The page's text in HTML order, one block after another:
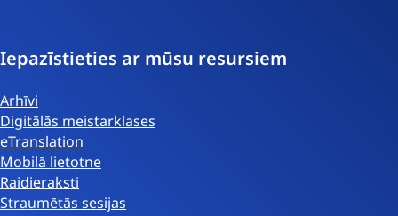
Iepazīstieties ar mūsu resursiem
Arhīvi
Digitālās meistarklases
eTranslation
Mobilā lietotne
Raidieraksti
Straumētās sesijas